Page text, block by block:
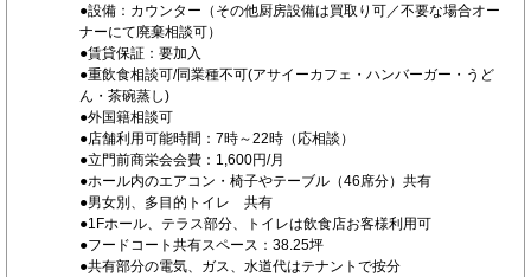
●設備：カウンター（その他厨房設備は買取り可／不要な場合オー
ナーにて廃棄相談可）
●賃貸保証：要加入
●重飲食相談可/同業種不可(アサイーカフェ・ハンバーガー・うど
ん・茶碗蒸し)
●外国籍相談可
●店舗利用可能時間：7時～22時（応相談）
●立門前商栄会会費：1,600円/月
●ホール内のエアコン・椅子やテーブル（46席分）共有
●男女別、多目的トイレ 共有
●1Fホール、テラス部分、トイレは飲食店お客様利用可
●フードコート共有スペース：38.25坪
●共有部分の電気、ガス、水道代はテナントで按分